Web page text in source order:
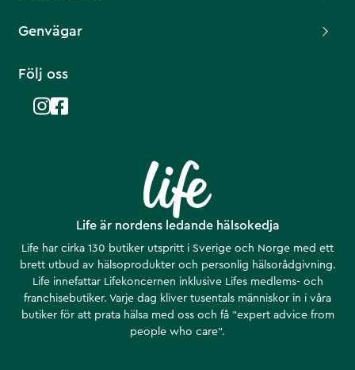
Life är nordens ledande hälsokedja
Life har cirka 130 butiker utspritt i Sverige och Norge med ett
brett utbud av hälsoprodukter och personlig hälsorådgivning.
Life innefattar Lifekoncernen inklusive Lifes medlems- och
franchisebutiker. Varje dag kliver tusentals människor in i våra
butiker för att prata hälsa med oss och få ”expert advice from
people who care”.
Genvägar
Följ oss